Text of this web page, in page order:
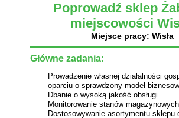
Poprowadź sklep
miejscowości
Miejsce pracy: Wisła
Główne zadania:
Prowadzenie własnej działalności
oparciu o sprawdzony model
Dbanie o wysoką jakość obsługi.
Monitorowanie stanów
Dostosowywanie asortymentu sklepu